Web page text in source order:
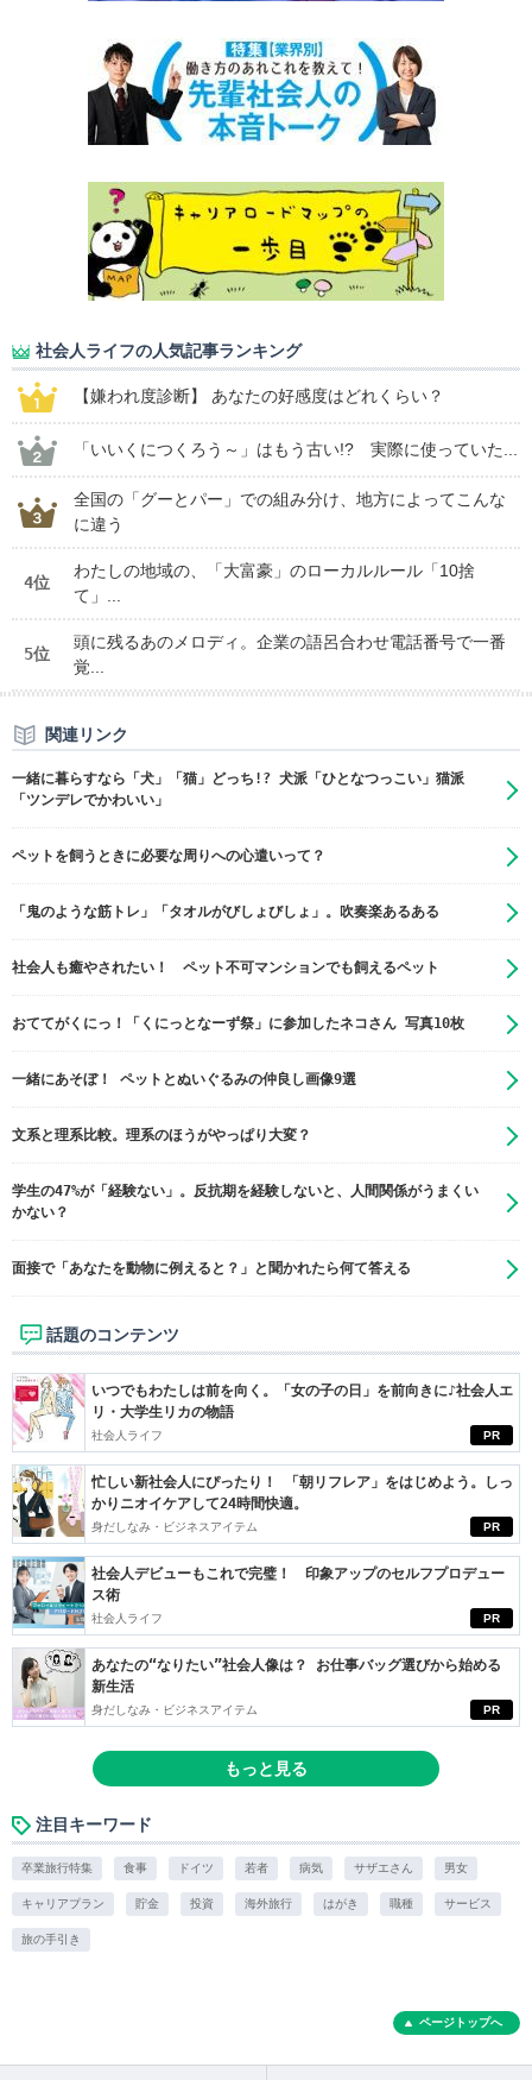
社会人ライフの人気記事ランキング
【嫌われ度診断】 あなたの好感度はどれくらい？
「いいくにつくろう～」はもう古い!? 実際に使っていた...
全国の「グーとパー」での組み分け、地方によってこんな
に違う
4位
わたしの地域の、「大富豪」のローカルルール「10捨
て」...
5位
頭に残るあのメロディ。企業の語呂合わせ電話番号で一番
覚...
関連リンク
一緒に暮らすなら「犬」「猫」どっち!? 犬派「ひとなつっこい」猫派
「ツンデレでかわいい」
ペットを飼うときに必要な周りへの心遣いって？
「鬼のような筋トレ」「タオルがびしょびしょ」。吹奏楽あるある
社会人も癒やされたい！ ペット不可マンションでも飼えるペット
おててがくにっ！「くにっとなーず祭」に参加したネコさん 写真10枚
一緒にあそぼ！ ペットとぬいぐるみの仲良し画像9選
文系と理系比較。理系のほうがやっぱり大変？
学生の47%が「経験ない」。反抗期を経験しないと、人間関係がうまくい
かない？
面接で「あなたを動物に例えると？」と聞かれたら何て答える
話題のコンテンツ
PR
いつでもわたしは前を向く。「女の子の日」を前向きに♪社会人エ
リ・大学生リカの物語
社会人ライフ
PR
忙しい新社会人にぴったり！ 「朝リフレア」をはじめよう。しっ
かりニオイケアして24時間快適。
身だしなみ・ビジネスアイテム
PR
社会人デビューもこれで完璧！ 印象アップのセルフプロデュー
ス術
社会人ライフ
PR
あなたの“なりたい”社会人像は？ お仕事バッグ選びから始める
新生活
身だしなみ・ビジネスアイテム
もっと見る
注目キーワード
卒業旅行特集 食事 ドイツ 若者 病気 サザエさん 男女
キャリアプラン 貯金 投資 海外旅行 はがき 職種 サービス
旅の手引き
ページトップへ